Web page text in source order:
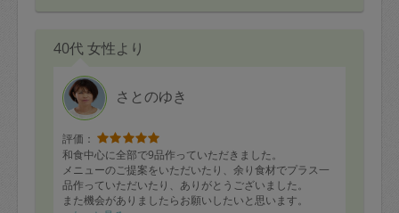
40代 女性より
さとのゆき
評価：
和食中心に全部で9品作っていただきました。
メニューのご提案をいただいたり、余り食材でプラス一
品作っていただいたり、ありがとうございました。
また機会がありましたらお願いしたいと思います。